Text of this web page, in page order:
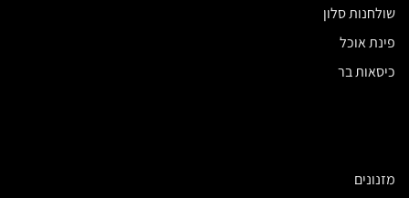
שולחנות סלון
פינת אוכל
כיסאות בר
מזנונים